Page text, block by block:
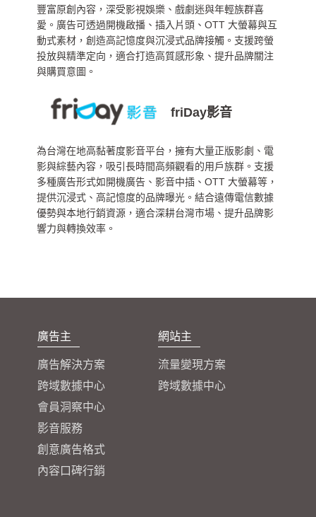
豐富原創內容，深受影視娛樂、戲劇迷與年輕族群喜
愛。廣告可透過開機啟播、插入片頭、OTT 大螢幕與互
動式素材，創造高記憶度與沉浸式品牌接觸。支援跨螢
投放與精準定向，適合打造高質感形象、提升品牌關注
與購買意圖。
friDay影音
為台灣在地高黏著度影音平台，擁有大量正版影劇、電
影與綜藝內容，吸引長時間高頻觀看的用戶族群。支援
多種廣告形式如開機廣告、影音中插、OTT 大螢幕等，
提供沉浸式、高記憶度的品牌曝光。結合遠傳電信數據
優勢與本地行銷資源，適合深耕台灣市場、提升品牌影
響力與轉換效率。
廣告主
廣告解決方案
跨域數據中心
會員洞察中心
影音服務
創意廣告格式
內容口碑行銷
網站主
流量變現方案
跨域數據中心